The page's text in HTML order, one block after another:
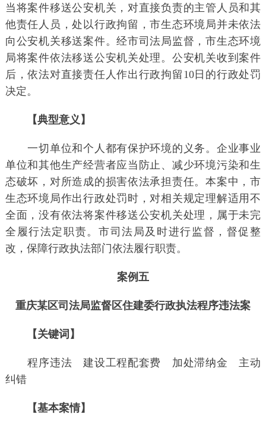
当将案件移送公安机关，对直接负责的主管人员和其
他责任人员，处以行政拘留，市生态环境局并未依法
向公安机关移送案件。经市司法局监督，市生态环境
局将案件依法移送公安机关处理。公安机关收到案件
后，依法对直接责任人作出行政拘留10日的行政处罚
决定。
【典型意义】
一切单位和个人都有保护环境的义务。企业事业
单位和其他生产经营者应当防止、减少环境污染和生
态破坏，对所造成的损害依法承担责任。本案中，市
生态环境局作出行政处罚时，对相关规定理解适用不
全面，没有依法将案件移送公安机关处理，属于未完
全履行法定职责。市司法局及时进行监督，督促整
改，保障行政执法部门依法履行职责。
案例五
重庆某区司法局监督区住建委行政执法程序违法案
【关键词】
程序违法 建设工程配套费 加处滞纳金 主动
纠错
【基本案情】